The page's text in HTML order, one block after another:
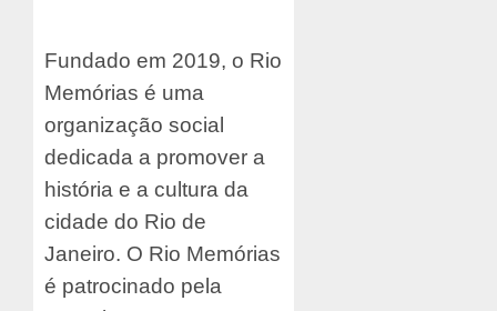
Fundado em 2019, o Rio
Memórias é uma
organização social
dedicada a promover a
história e a cultura da
cidade do Rio de
Janeiro. O Rio Memórias
é patrocinado pela